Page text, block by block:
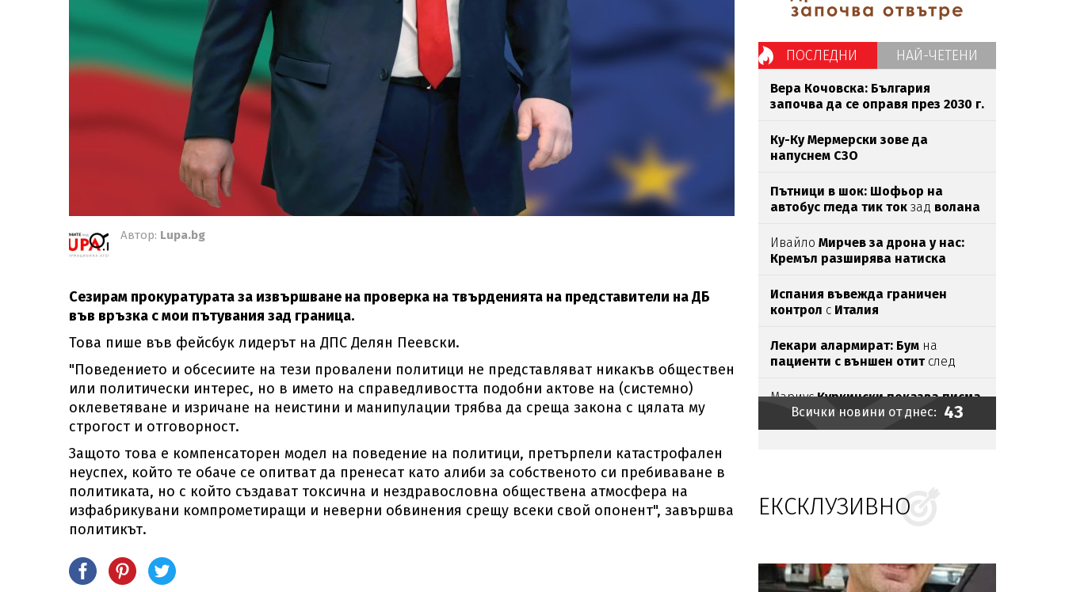
Автор: Lupa.bg
Сезирам прокуратурата за извършване на проверка на твърденията на представители на ДБ
във връзка с мои пътувания зад граница.
Това пише във фейсбук лидерът на ДПС Делян Пеевски.
"Поведението и обсесиите на тези провалени политици не представляват никакъв обществен
или политически интерес, но в името на справедливостта подобни актове на (системно)
оклеветяване и изричане на неистини и манипулации трябва да среща закона с цялата му
строгост и отговорност.
Защото това е компенсаторен модел на поведение на политици, претърпели катастрофален
неуспех, който те обаче се опитват да пренесат като алиби за собственото си пребиваване в
политиката, но с който създават токсична и нездравословна обществена атмосфера на
изфабрикувани компрометиращи и неверни обвинения срещу всеки свой опонент", завършва
политикът.
ПОСЛЕДНИ НАЙ-ЧЕТЕНИ
Вера Кочовска: България
започва да се оправя през 2030 г.
Ку-Ку Мермерски зове да
напуснем СЗО
Пътници в шок: Шофьор на
автобус гледа тик ток зад волана
Ивайло Мирчев за дрона у нас:
Кремъл разширява натиска
Испания въвежда граничен
контрол с Италия
Лекари алармират: Бум на
пациенти с външен отитслед
МариусКуркински показва писма
родителитеси:3-4 дни не бях в
добре,след като гипрочетох
Разби се хеликоптер, гасил
горски пожари в американския
предизвикаха пожарв
рафинерияв руския
Всички новини от днес: 43
ЕКСКЛУЗИВНО